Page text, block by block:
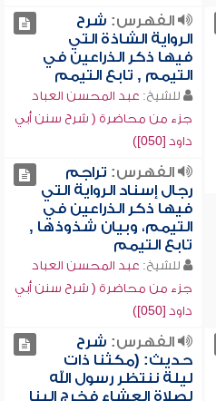
الفهرس: شرح
الرواية الشاذة التي
فيها ذكر الذراعين في
التيمم , تابع التيمم
للشيخ: عبد المحسن العباد
جزء من محاضرة ( شرح سنن أبي
داود [050])
الفهرس: تراجم
رجال إسناد الرواية التي
فيها ذكر الذراعين في
التيمم، وبيان شذوذها ,
تابع التيمم
للشيخ: عبد المحسن العباد
جزء من محاضرة ( شرح سنن أبي
داود [050])
الفهرس: شرح
حديث: (مكثنا ذات
ليلة ننتظر رسول الله
لصلاة العشاء فخرج إلينا